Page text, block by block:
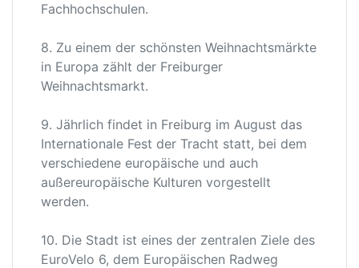
Fachhochschulen.
8. Zu einem der schönsten Weihnachtsmärkte
in Europa zählt der Freiburger
Weihnachtsmarkt.
9. Jährlich findet in Freiburg im August das
Internationale Fest der Tracht statt, bei dem
verschiedene europäische und auch
außereuropäische Kulturen vorgestellt
werden.
10. Die Stadt ist eines der zentralen Ziele des
EuroVelo 6, dem Europäischen Radweg